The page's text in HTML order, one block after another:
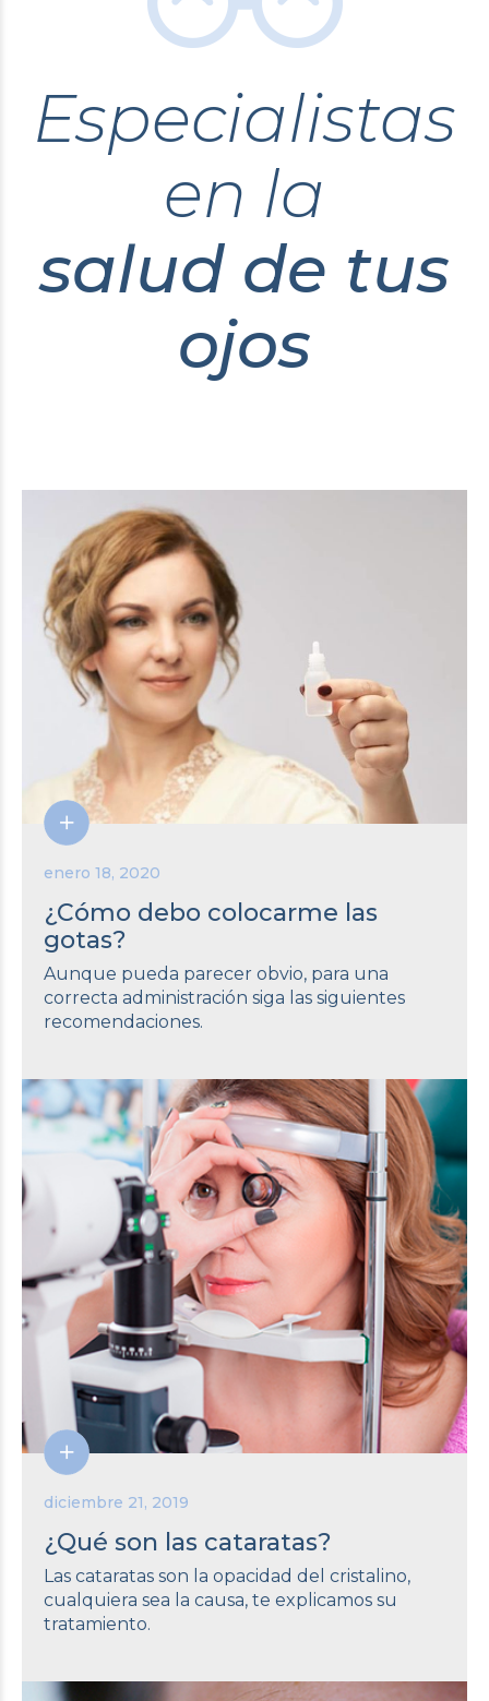
Especialistas
en la
salud de tus
ojos
enero 18, 2020
¿Cómo debo colocarme las
gotas?
Aunque pueda parecer obvio, para una
correcta administración siga las siguientes
recomendaciones.
diciembre 21, 2019
¿Qué son las cataratas?
Las cataratas son la opacidad del cristalino,
cualquiera sea la causa, te explicamos su
tratamiento.